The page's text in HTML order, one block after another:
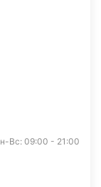
Вс: 09:00 - 21:00